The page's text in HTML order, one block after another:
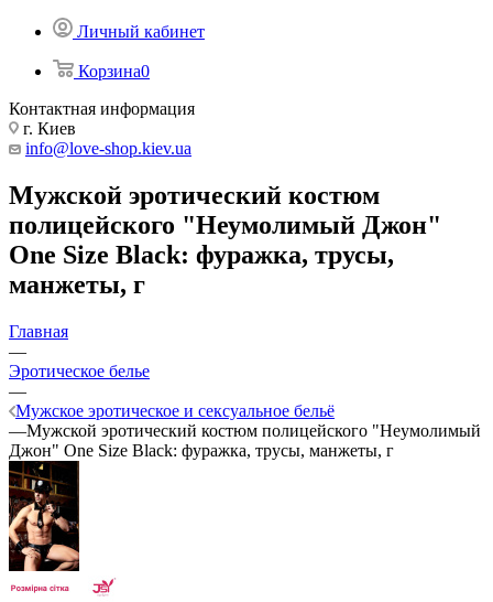
Личный кабинет
Корзина0
Контактная информация
г. Киев
info@love-shop.kiev.ua
Мужской эротический костюм
полицейского "Неумолимый Джон"
One Size Black: фуражка, трусы,
манжеты, г
Главная
—
Эротическое белье
—
Мужское эротическое и сексуальное бельё
—Мужской эротический костюм полицейского "Неумолимый
Джон" One Size Black: фуражка, трусы, манжеты, г